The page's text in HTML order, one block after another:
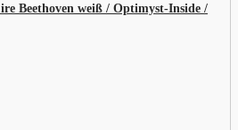
Beethoven weiß / Optimyst-Inside /